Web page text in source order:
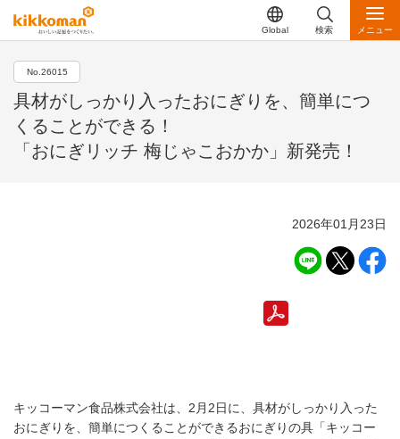
Global 検索 メニュー
No.26015
具材がしっかり入ったおにぎりを、簡単につ
くることができる！
「おにぎリッチ 梅じゃこおかか」新発売！
2026年01月23日
キッコーマン食品株式会社は、2月2日に、具材がしっかり入った
おにぎりを、簡単につくることができるおにぎりの具「キッコー